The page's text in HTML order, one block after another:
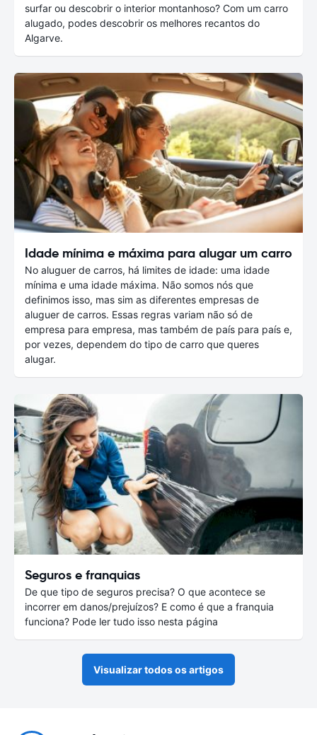
surfar ou descobrir o interior montanhoso? Com um carro
alugado, podes descobrir os melhores recantos do
Algarve.
Idade mínima e máxima para alugar um carro
No aluguer de carros, há limites de idade: uma idade
mínima e uma idade máxima. Não somos nós que
definimos isso, mas sim as diferentes empresas de
aluguer de carros. Essas regras variam não só de
empresa para empresa, mas também de país para país e,
por vezes, dependem do tipo de carro que queres
alugar.
Seguros e franquias
De que tipo de seguros precisa? O que acontece se
incorrer em danos/prejuízos? E como é que a franquia
funciona? Pode ler tudo isso nesta página
Visualizar todos os artigos